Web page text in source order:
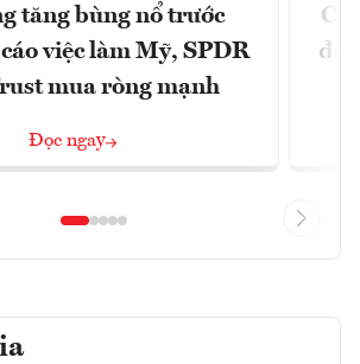
tăng bùng nổ trước
việc làm Mỹ, SPDR
mua ròng mạnh
Đọc ngay
đã